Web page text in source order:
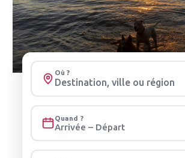
Où ?
Quand ?
Arrivée – Départ